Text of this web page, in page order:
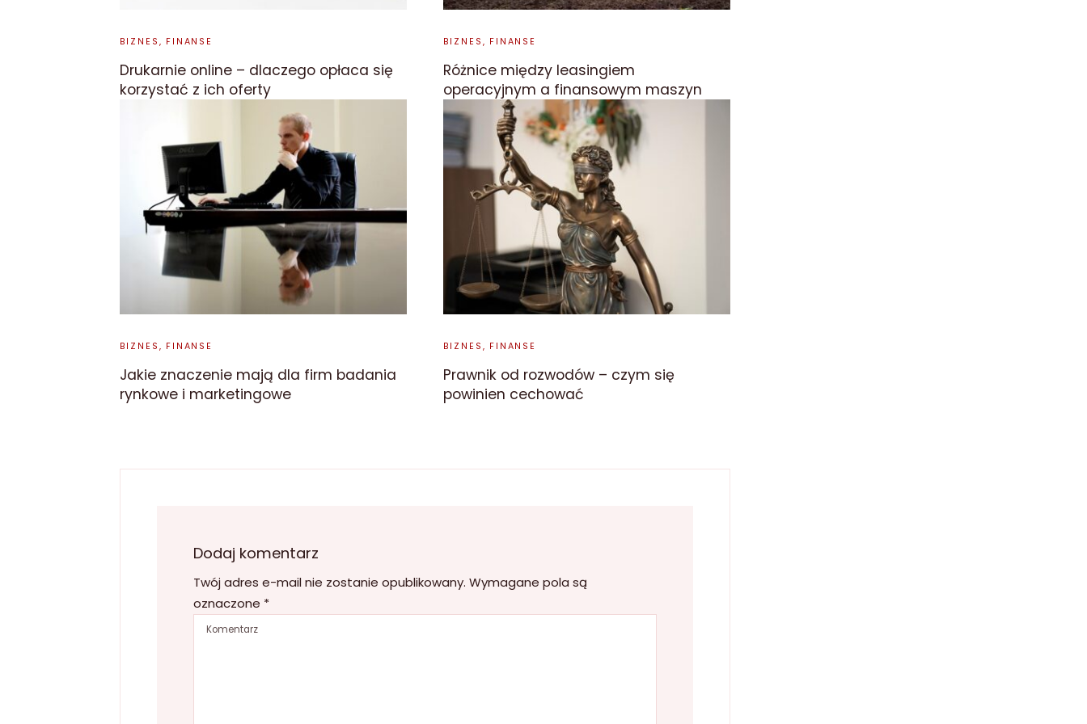
BIZNES, FINANSE
Drukarnie online – dlaczego opłaca się
korzystać z ich oferty
BIZNES, FINANSE
Różnice między leasingiem
operacyjnym a finansowym maszyn
BIZNES, FINANSE
Jakie znaczenie mają dla firm badania
rynkowe i marketingowe
BIZNES, FINANSE
Prawnik od rozwodów – czym się
powinien cechować
Dodaj komentarz
Twój adres e-mail nie zostanie opublikowany. Wymagane pola są
oznaczone *